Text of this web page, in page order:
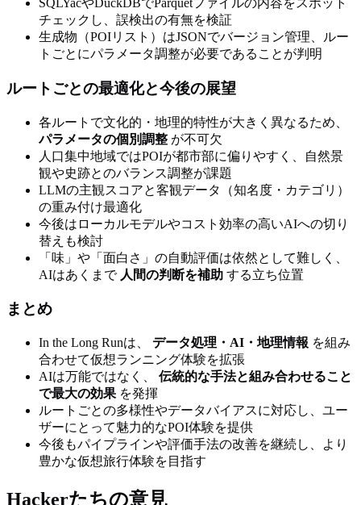
SQLYacやDuckDBでParquetファイルの内容をスポット
チェックし、誤検出の有無を検証
生成物（POIリスト）はJSONでバージョン管理、ルー
トごとにパラメータ調整が必要であることが判明
ルートごとの最適化と今後の展望
各ルートで文化的・地理的特性が大きく異なるため、
パラメータの個別調整 が不可欠
人口集中地域ではPOIが都市部に偏りやすく、自然景
観や史跡とのバランス調整が課題
LLMの主観スコアと客観データ（知名度・カテゴリ）
の重み付け最適化
今後はローカルモデルやコスト効率の高いAIへの切り
替えも検討
「味」や「面白さ」の自動評価は依然として難しく、
AIはあくまで 人間の判断を補助 する立ち位置
まとめ
In the Long Runは、 データ処理・AI・地理情報 を組み
合わせて仮想ランニング体験を拡張
AIは万能ではなく、 伝統的な手法と組み合わせること
で最大の効果 を発揮
ルートごとの多様性やデータバイアスに対応し、ユー
ザーにとって魅力的なPOI体験を提供
今後もパイプラインや評価手法の改善を継続し、より
豊かな仮想旅行体験を目指す
Hackerたちの意見